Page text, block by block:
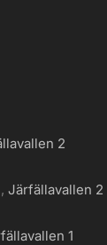
2
Järfällavallen 2
1